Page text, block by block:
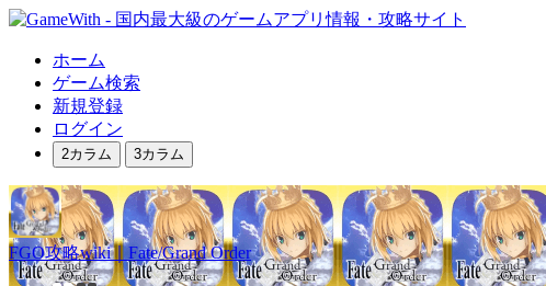
ホーム
ゲーム検索
新規登録
ログイン
2カラム 3カラム
FGO攻略wiki｜Fate/Grand Order